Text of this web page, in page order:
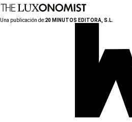
Una publicación de:20 MINUTOS EDITORA, S.L.